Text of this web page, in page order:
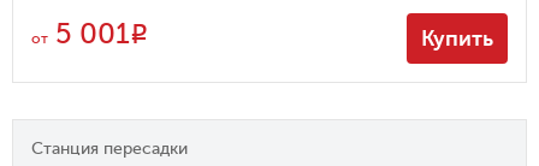
от 5 001R Купить
Станция пересадки